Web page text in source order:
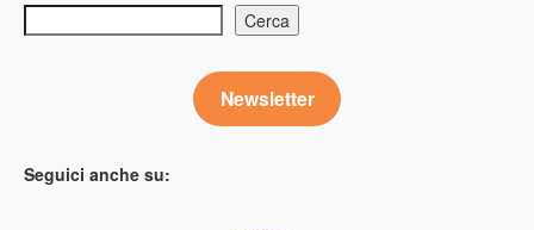
Cerca
Newsletter
Seguici anche su: